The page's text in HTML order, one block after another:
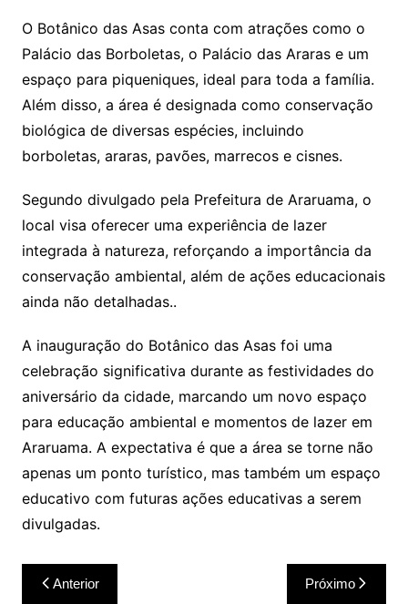
O Botânico das Asas conta com atrações como o
Palácio das Borboletas, o Palácio das Araras e um
espaço para piqueniques, ideal para toda a família.
Além disso, a área é designada como conservação
biológica de diversas espécies, incluindo
borboletas, araras, pavões, marrecos e cisnes.
Segundo divulgado pela Prefeitura de Araruama, o
local visa oferecer uma experiência de lazer
integrada à natureza, reforçando a importância da
conservação ambiental, além de ações educacionais
ainda não detalhadas..
A inauguração do Botânico das Asas foi uma
celebração significativa durante as festividades do
aniversário da cidade, marcando um novo espaço
para educação ambiental e momentos de lazer em
Araruama. A expectativa é que a área se torne não
apenas um ponto turístico, mas também um espaço
educativo com futuras ações educativas a serem
divulgadas.
Navegação
Anterior Próximo